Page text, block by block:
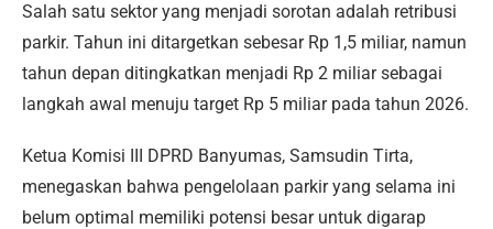
Salah satu sektor yang menjadi sorotan adalah retribusi
parkir. Tahun ini ditargetkan sebesar Rp 1,5 miliar, namun
tahun depan ditingkatkan menjadi Rp 2 miliar sebagai
langkah awal menuju target Rp 5 miliar pada tahun 2026.
Ketua Komisi III DPRD Banyumas, Samsudin Tirta,
menegaskan bahwa pengelolaan parkir yang selama ini
belum optimal memiliki potensi besar untuk digarap